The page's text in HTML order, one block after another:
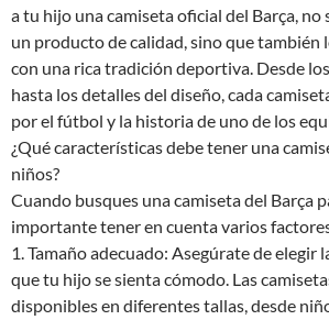
a tu hijo una camiseta oficial del Barça, no
un producto de calidad, sino que también
con una rica tradición deportiva. Desde
hasta los detalles del diseño, cada
por el fútbol y la historia de uno de los
¿Qué características debe tener una
niños?
Cuando busques una camiseta del Barça
importante tener en cuenta varios
1. Tamaño adecuado: Asegúrate de elegir
que tu hijo se sienta cómodo. Las
disponibles en diferentes tallas, desde